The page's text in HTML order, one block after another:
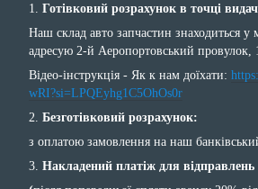
1. Готівковий розрахунок в точці
Наш склад авто запчастин знаходиться у
адресую 2-й Аеропортовський провулок,
Відео-інструкція - Як к нам доїхати:
wRI?si=LPQEyhg1C5OhOs0r
2. Безготівковий розрахунок:
з оплатою замовлення на наш
3. Накладений платіж для